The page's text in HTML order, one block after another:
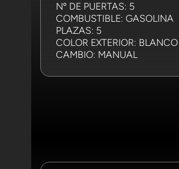
Nº DE PUERTAS: 5
COMBUSTIBLE: GASOLINA
PLAZAS: 5
COLOR EXTERIOR: BLANCO
CAMBIO: MANUAL